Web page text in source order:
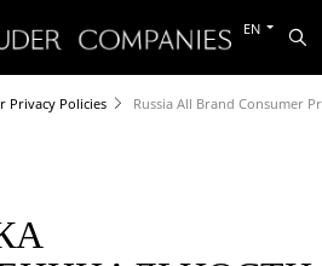
Switch
other
language
EN
Privacy Policies Russia All Brand Consumer